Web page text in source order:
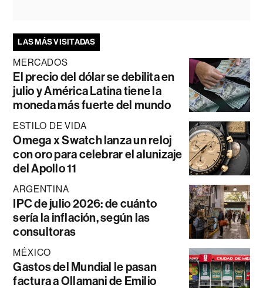
LAS MÁS VISITADAS
MERCADOS
El precio del dólar se debilita en
julio y América Latina tiene la
moneda más fuerte del mundo
ESTILO DE VIDA
Omega x Swatch lanza un reloj
con oro para celebrar el alunizaje
del Apollo 11
ARGENTINA
IPC de julio 2026: de cuánto
sería la inflación, según las
consultoras
MÉXICO
Gastos del Mundial le pasan
factura a Ollamani de Emilio